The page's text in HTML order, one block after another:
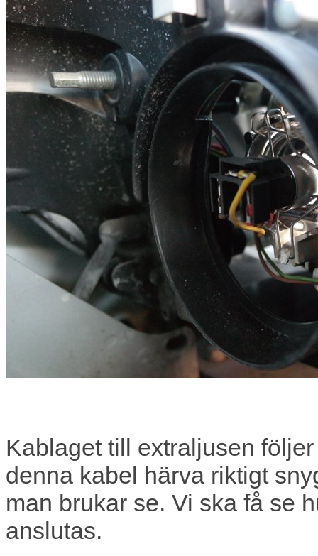
Kablaget till extraljusen
denna kabel härva riktigt
man brukar se. Vi ska få se
anslutas.